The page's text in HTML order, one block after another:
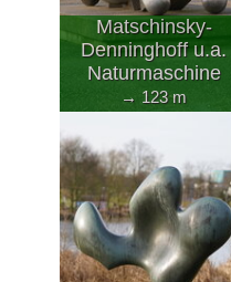
Matschinsky-
Denninghoff u.a.
Naturmaschine
→ 123 m